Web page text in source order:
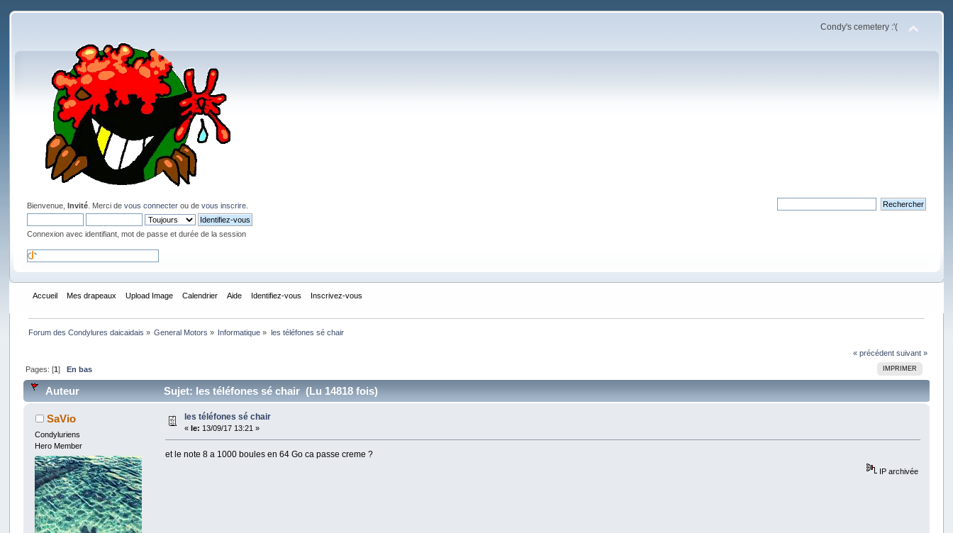
Condy's cemetery :'(
Bienvenue,Invité . Merci devous connecter ou devous inscrire
Connexion avec identifiant, mot de passe et durée de la session
Accueil Mes drapeaux Upload Image Calendrier Aide Identifiez-vous Inscrivez-vous
Forum des Condylures daicaidais » General Motors » Informatique » les téléfones sé chair
« précédent suivant »
IMPRIMER
Pages: [1] En bas
Auteur Sujet: les téléfones sé chair (Lu 14818 fois)
SaVio
Condyluriens
Hero Member
les téléfones sé chair
« le: 13/09/17 13:21 »
et le note 8 a 1000 boules en 64 Go ca passe creme ?
IP archivée